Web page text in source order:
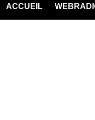
ACCUEIL